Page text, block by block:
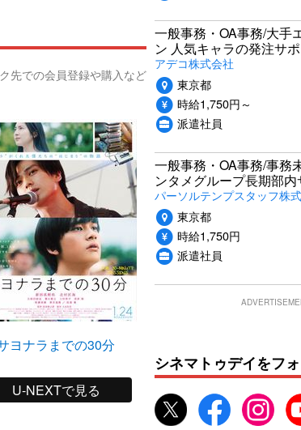
先での会員登録や購入など
ヨナラまでの30分
U-NEXTで見る U-NEXTで見る
一般事務・OA事務/大手
ン 人気キャラの発注サ
アデコ株式会社
東京都
時給1,750円～
派遣社員
一般事務・OA事務/事務
ンタメグループ長期部内
パーソルテンプスタッフ株
東京都
時給1,750円
派遣社員
シネマトゥデイをフ